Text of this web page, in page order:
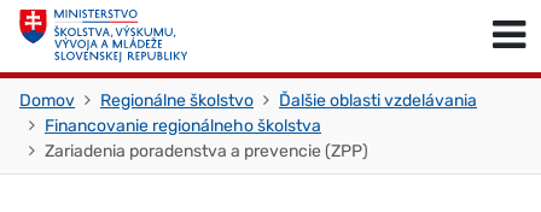
Skočiť na obsah
Domov Regionálne školstvo
Ďalšie oblasti vzdelávania
Financovanie regionálneho školstva
Zariadenia poradenstva a prevencie (ZPP)
Skočiť na začiatok stránky